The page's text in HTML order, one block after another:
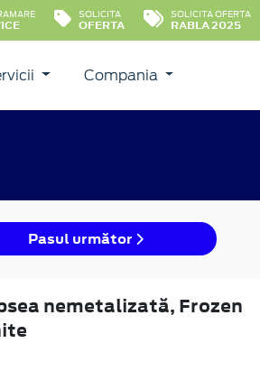
SOLICITA
OFERTA
SOLICITA OFERTA
RABLA 2025
Compania
Pasul următor
nemetalizată, Frozen